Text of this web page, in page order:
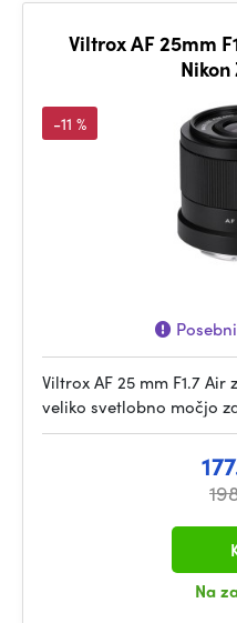
Viltrox AF 25mm
-11 %
Viltrox AF 25 mm F1.7
veliko svetlobno močjo
Na